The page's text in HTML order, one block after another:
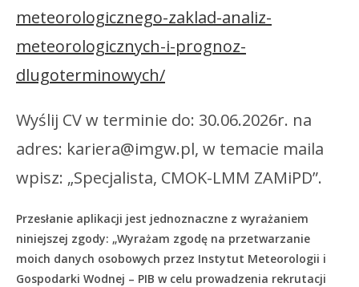
meteorologicznego-zaklad-analiz-
meteorologicznych-i-prognoz-
dlugoterminowych/
Wyślij CV w terminie do: 30.06.2026r. na
adres: kariera@imgw.pl, w temacie maila
wpisz: „Specjalista, CMOK-LMM ZAMiPD”.
Przesłanie aplikacji jest jednoznaczne z wyrażaniem
niniejszej zgody: „Wyrażam zgodę na przetwarzanie
moich danych osobowych przez Instytut Meteorologii i
Gospodarki Wodnej – PIB w celu prowadzenia rekrutacji